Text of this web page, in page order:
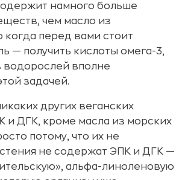
намного больше
чем масло из
когда перед вами стоит
— получить кислоты омега-3,
водорослей вполне
задачей.
других веганских
и ДГК, кроме масла из морских
потому, что их не
не содержат ЭПК и ДГК —
альфа-линоленовую